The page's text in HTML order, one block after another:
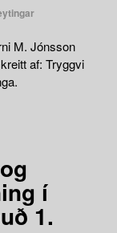
M. Jónsson
af: Tryggvi
í
1.